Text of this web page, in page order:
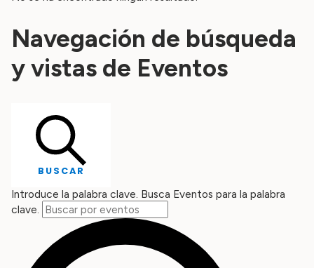
Navegación de búsqueda
y vistas de Eventos
BUSCAR
Introduce la palabra clave. Busca Eventos para la palabra
clave.